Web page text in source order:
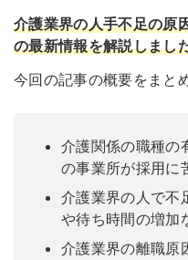
介護業界の人手不足の原
の最新情報を解説しまし
今回の記事の概要をまと
介護関係の職種の
の事業所が採用に
介護業界の人で不
や待ち時間の増加
介護業界の離職原